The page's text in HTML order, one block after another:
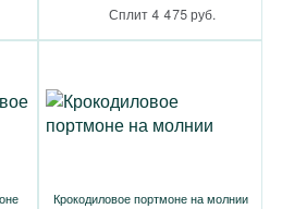
Сплит 4 475 руб.
Крокодиловое портмоне на молнии